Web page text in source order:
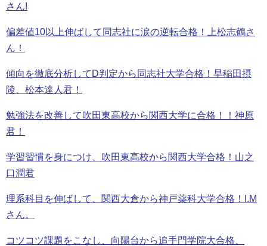
さん!
偏差値10以上伸ばして同志社に涙の逆転合格！上松志鶴さ
ん！
傾向を徹底分析してD判定から同志社大学合格！早稲田摂
陵、松本達人君！
勉強法を改善して吹田東高校から関西大学に合格！！神原
君！
学習習慣を身につけ、吹田東高校から関西大学合格！山之
口潤君
理系科目を伸ばして、関西大倉から神戸薬科大学合格！I.M
さん。
コツコツ課題をこなし、向陽台から追手門学院大合格、